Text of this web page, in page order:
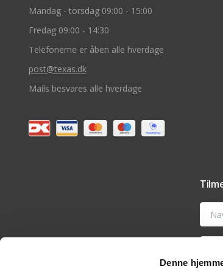
Denne
Mandag - torsdag 09:00 - 15:00
Fredag 09:00 - 14:30
Telefonerne er åben alle hverdage
post@texas.dk
Mails besvares alle hverdage
Navn